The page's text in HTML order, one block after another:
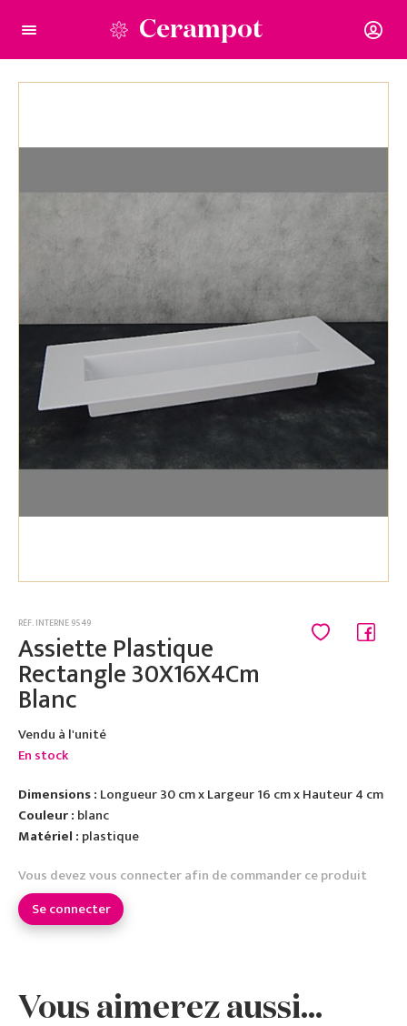
Cerampot
RÉF. INTERNE 9549
Assiette Plastique
Rectangle 30X16X4Cm
Blanc
Vendu à l'unité
En stock
Dimensions : Longueur 30 cm x Largeur 16 cm x Hauteur 4 cm
Couleur : blanc
Matériel : plastique
Vous devez vous connecter afin de commander ce produit
Se connecter
Vous aimerez aussi...